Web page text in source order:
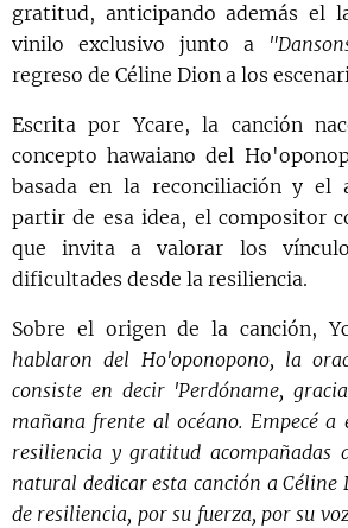
gratitud, anticipando además el
vinilo exclusivo junto a
regreso de Céline Dion a los
Escrita por Ycare, la canción
concepto hawaiano del
basada en la reconciliación y el
partir de esa idea, el compositor
que invita a valorar los
dificultades desde la resiliencia.
Sobre el origen de la canción,
hablaron del Ho'oponopono, la
consiste en decir 'Perdóname,
mañana frente al océano. Empecé a
resiliencia y gratitud acompañadas
natural dedicar esta canción a Céline
de resiliencia, por su fuerza, por su